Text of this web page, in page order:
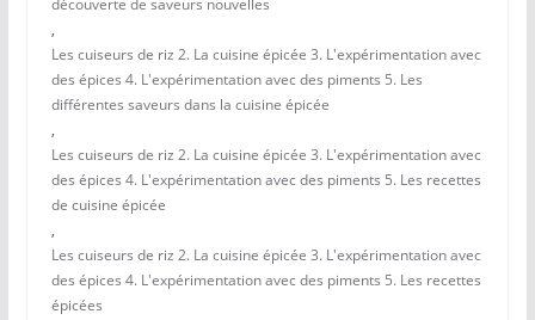
découverte de saveurs nouvelles
,
Les cuiseurs de riz 2. La cuisine épicée 3. L'expérimentation avec
des épices 4. L'expérimentation avec des piments 5. Les
différentes saveurs dans la cuisine épicée
,
Les cuiseurs de riz 2. La cuisine épicée 3. L'expérimentation avec
des épices 4. L'expérimentation avec des piments 5. Les recettes
de cuisine épicée
,
Les cuiseurs de riz 2. La cuisine épicée 3. L'expérimentation avec
des épices 4. L'expérimentation avec des piments 5. Les recettes
épicées